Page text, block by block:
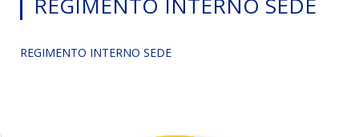
REGIMENTO INTERNO SEDE
REGIMENTO INTERNO SEDE